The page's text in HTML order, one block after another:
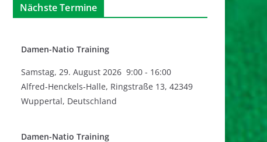
Nächste Termine
Damen-Natio Training
Samstag, 29. August 2026 9:00 - 16:00
Alfred-Henckels-Halle, Ringstraße 13, 42349
Wuppertal, Deutschland
Damen-Natio Training